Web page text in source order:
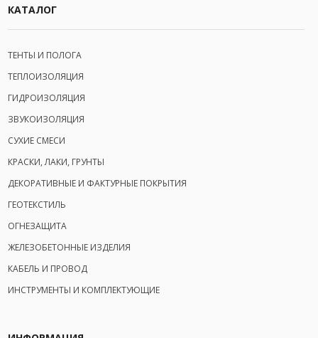
КАТАЛОГ
ТЕНТЫ И ПОЛОГА
ТЕПЛОИЗОЛЯЦИЯ
ГИДРОИЗОЛЯЦИЯ
ЗВУКОИЗОЛЯЦИЯ
СУХИЕ СМЕСИ
КРАСКИ, ЛАКИ, ГРУНТЫ
ДЕКОРАТИВНЫЕ И ФАКТУРНЫЕ ПОКРЫТИЯ
ГЕОТЕКСТИЛЬ
ОГНЕЗАЩИТА
ЖЕЛЕЗОБЕТОННЫЕ ИЗДЕЛИЯ
КАБЕЛЬ И ПРОВОД
ИНСТРУМЕНТЫ И КОМПЛЕКТУЮЩИЕ